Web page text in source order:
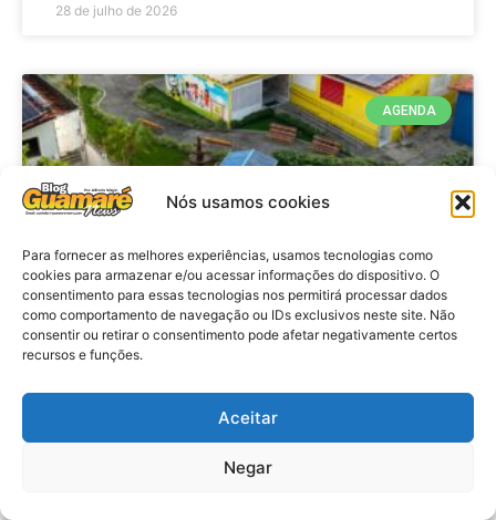
Nós usamos cookies
Para fornecer as melhores experiências, usamos tecnologias como
cookies para armazenar e/ou acessar informações do dispositivo. O
consentimento para essas tecnologias nos permitirá processar dados
como comportamento de navegação ou IDs exclusivos neste site. Não
consentir ou retirar o consentimento pode afetar negativamente certos
recursos e funções.
Aceitar
Negar
28 de julho de 2026
AGENDA
Agenda: 10ª Mostra Pedagógica
da Casa Durval Paiva acontecerá
nesta quarta-feira (29)